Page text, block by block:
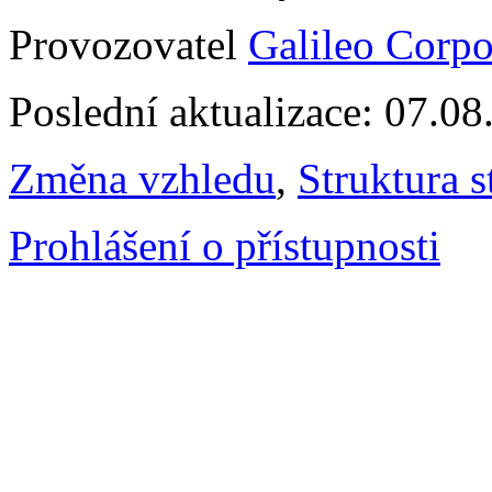
Provozovatel Galileo
Poslední aktualizace:
Změna vzhledu, Struktura
Prohlášení o přístupnosti